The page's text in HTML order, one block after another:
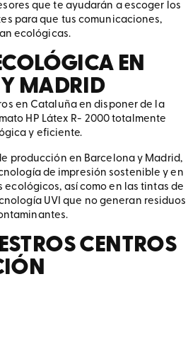
que te ayudarán a escoger los
para que tus comunicaciones,
ecológicas.
EN
MADRID
en Cataluña en disponer de la
HP Látex R- 2000 totalmente
y eficiente.
producción en Barcelona y Madrid,
de impresión sostenible y en
ecológicos, así como en las tintas de
UVI que no generan residuos
CENTROS